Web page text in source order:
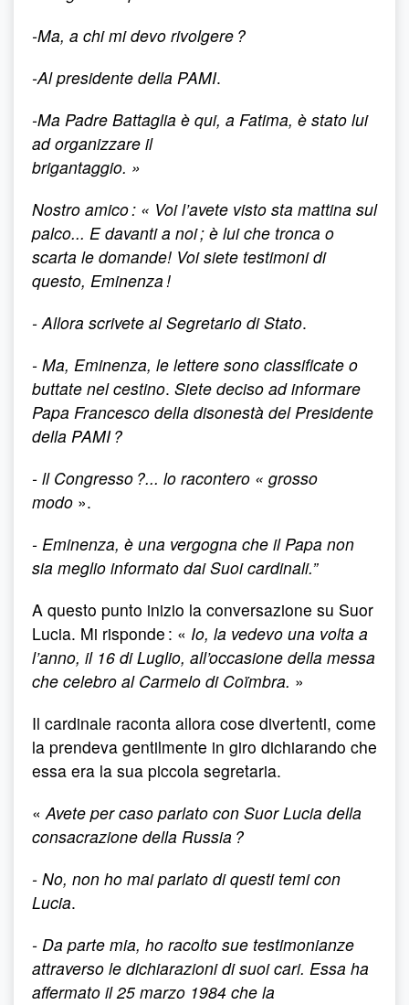
-Ma, a chi mi devo rivolgere ?
-Al presidente della PAMI.
-Ma Padre Battaglia è qui, a Fatima, è stato lui
ad organizzare il
brigantaggio. »
Nostro amico : « Voi l’avete visto sta mattina sul
palco... E davanti a noi ; è lui che tronca o
scarta le domande! Voi siete testimoni di
questo, Eminenza !
- Allora scrivete al Segretario di Stato.
- Ma, Eminenza, le lettere sono classificate o
buttate nel cestino. Siete deciso ad informare
Papa Francesco della disonestà del Presidente
della PAMI ?
- ll Congresso ?... lo racontero « grosso
modo ».
- Eminenza, è una vergogna che il Papa non
sia meglio informato dai Suoi cardinali.”
A questo punto inizio la conversazione su Suor
Lucia. Mi risponde : « Io, la vedevo una volta a
l’anno, il 16 di Luglio, all’occasione della messa
che celebro al Carmelo di Coïmbra. »
Il cardinale raconta allora cose divertenti, come
la prendeva gentilmente in giro dichiarando che
essa era la sua piccola segretaria.
« Avete per caso parlato con Suor Lucia della
consacrazione della Russia ?
- No, non ho mai parlato di questi temi con
Lucia.
- Da parte mia, ho racolto sue testimonianze
attraverso le dichiarazioni di suoi cari. Essa ha
affermato il 25 marzo 1984 che la